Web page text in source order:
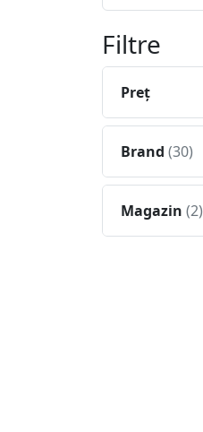
Filtre
Preţ
Brand (30)
Magazin (2)